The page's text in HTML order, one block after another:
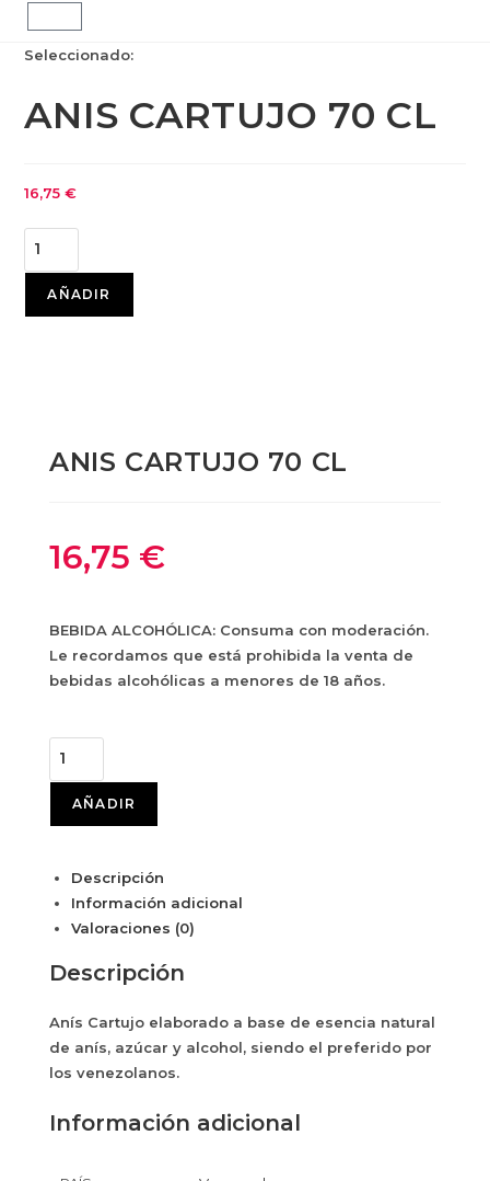
Seleccionado:
ANIS CARTUJO 70 CL
16,75€
AÑADIR
ANIS CARTUJO 70 CL
16,75 €
BEBIDA ALCOHÓLICA: Consuma con moderación.
Le recordamos que está prohibida la venta de
bebidas alcohólicas a menores de 18 años.
AÑADIR
Descripción
Información adicional
Valoraciones (0)
Descripción
Anís Cartujo elaborado a base de esencia natural
de anís, azúcar y alcohol, siendo el preferido por
los venezolanos.
Información adicional